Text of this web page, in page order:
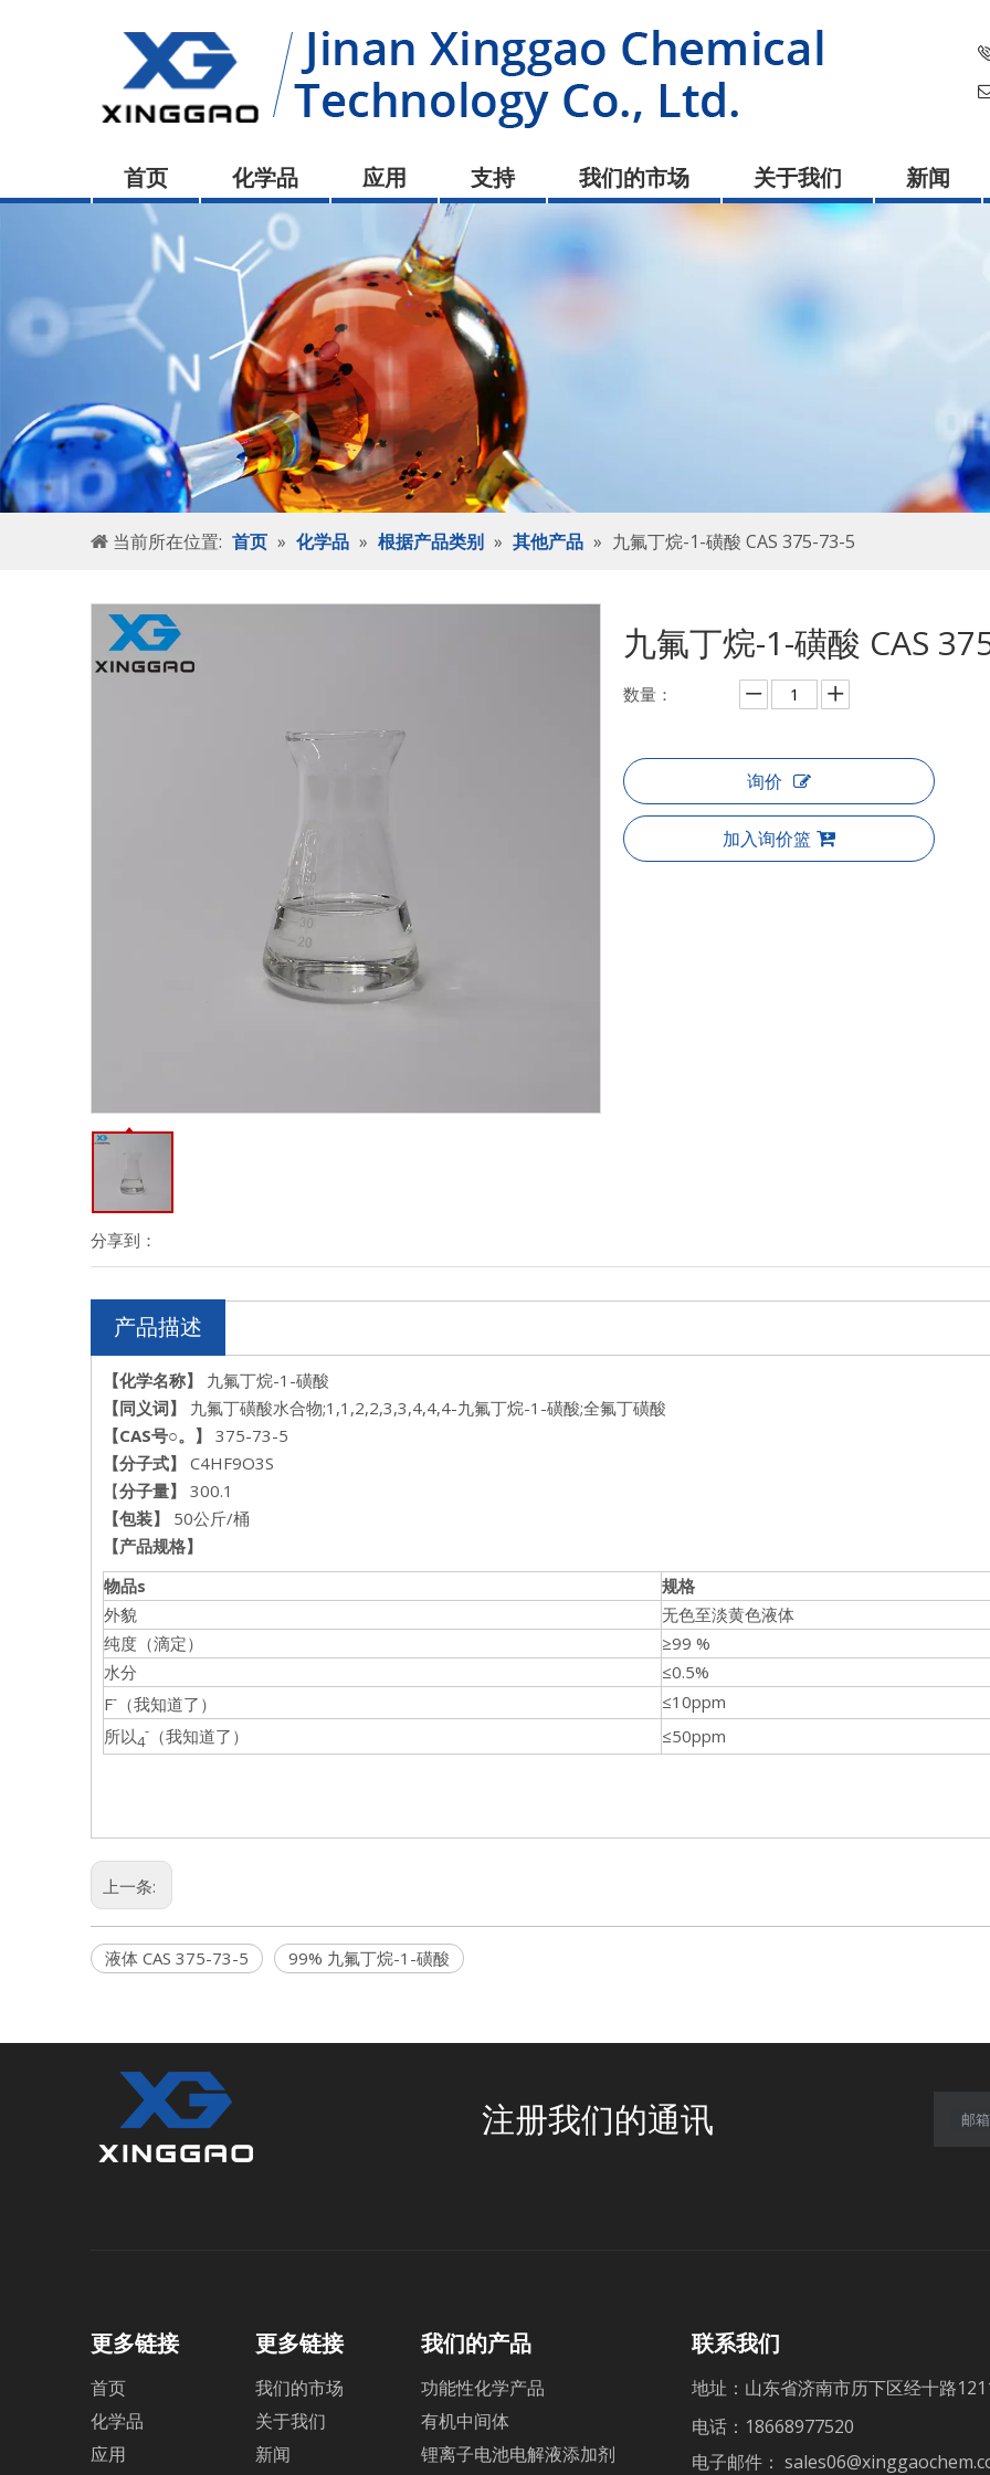
首页 化学品 应用 支持 我们的市场 关于我们 新闻
当前所在位置: 首页 » 化学品 » 根据产品类别 » 其他产品 » 九氟丁烷-1-磺酸 CAS 375-73-5
分享到：
九氟丁烷-1-磺酸 CAS
数量：
询价
加入询价篮
产品描述
【化学名称】
九氟丁烷-1-磺酸
【同义词】
九氟丁磺酸水合物;1,1,2,2,3,3,4,4,4-九氟丁烷-1-磺酸;全氟丁磺酸
【CAS号○。 】
375-73-5
【分子式】
C4HF9O3S
【分子量】
300.1
【包装】
50公斤/桶
【产品规格】
物品s
规格
外貌
无色至淡黄色液体
纯度（滴定）
≥99 %
水分
≤0.5%
F- （我知道了）
≤10ppm
所以4
- （我知道了） ≤50ppm
上一条:
液体 CAS 375-73-5 99% 九氟丁烷-1-磺酸
注册我们的通讯 邮箱
更多链接
首页
化学品
应用
更多链接
我们的市场
关于我们
新闻
我们的产品
功能性化学产品
有机中间体
锂离子电池电解液添加剂
联系我们
地址：山东省济南市历下区经十路
电话：18668977520
电子邮件：